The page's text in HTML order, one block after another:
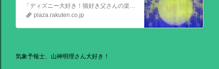
plaza.rakuten.co.jp
気象予報士、山神明理さん大好き！